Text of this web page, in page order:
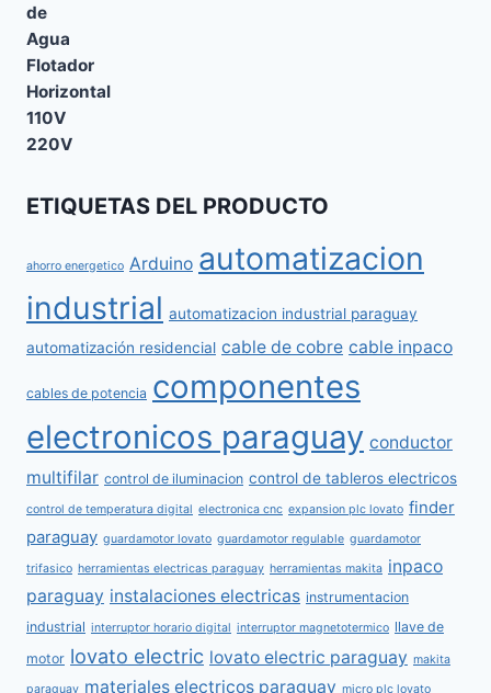
ETIQUETAS DEL PRODUCTO
ahorro energetico Arduino automatizacion
industrial automatizacion industrial paraguay
automatización residencial cable de cobre cable inpaco
cables de potencia componentes
electronicos paraguay conductor
multifilar control de iluminacion control de tableros electricos
control de temperatura digital electronica cnc expansion plc lovato finder
paraguay guardamotor lovato guardamotor regulable guardamotor
trifasico herramientas electricas paraguay herramientas makita inpaco
paraguay instalaciones electricas instrumentacion
industrial interruptor horario digital interruptor magnetotermico llave de
motor lovato electric lovato electric paraguay makita
paraguay materiales electricos paraguay micro plc lovato